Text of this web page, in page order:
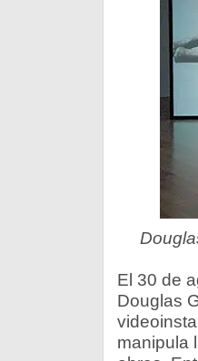
El 30 de
Douglas
manipula